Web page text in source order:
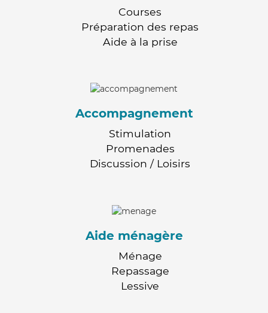
Courses
Préparation des repas
Aide à la prise
Accompagnement
Stimulation
Promenades
Discussion / Loisirs
Aide ménagère
Ménage
Repassage
Lessive